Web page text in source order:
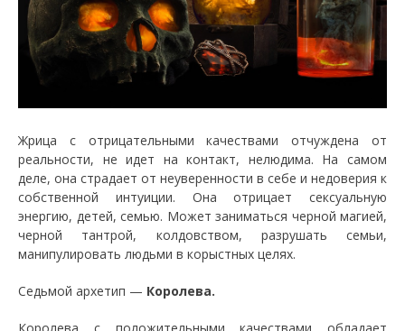
Жрица с отрицательными качествами отчуждена от
реальности, не идет на контакт, нелюдима. На самом
деле, она страдает от неуверенности в себе и недоверия к
собственной интуиции. Она отрицает сексуальную
энергию, детей, семью. Может заниматься черной магией,
черной тантрой, колдовством, разрушать семьи,
манипулировать людьми в корыстных целях.
Седьмой архетип — Королева.